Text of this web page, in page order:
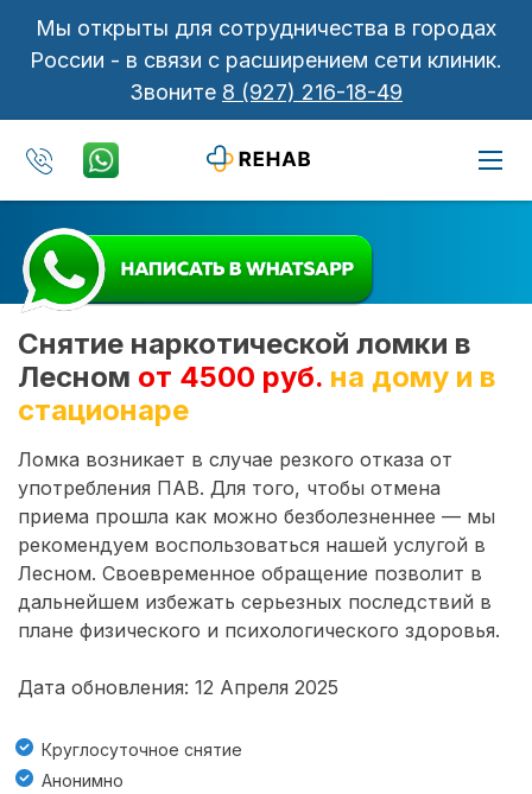
Мы открыты для сотрудничества в городах
России - в связи с расширением сети клиник.
Звоните 8 (927) 216-18-49
Снятие наркотической ломки в
Лесном от 4500 руб. на дому и в
стационаре
Ломка возникает в случае резкого отказа от
употребления ПАВ. Для того, чтобы отмена
приема прошла как можно безболезненнее — мы
рекомендуем воспользоваться нашей услугой в
Лесном. Своевременное обращение позволит в
дальнейшем избежать серьезных последствий в
плане физического и психологического здоровья.
Дата обновления: 12 Апреля 2025
Круглосуточное снятие
Анонимно